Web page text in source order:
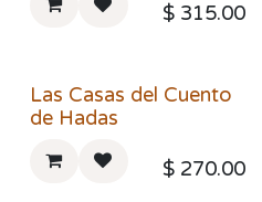
$ 315.00
Las Casas del Cuento
de Hadas
$ 270.00